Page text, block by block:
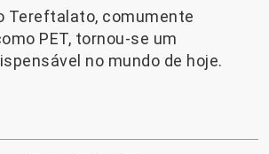
Tereftalato, comumente
PET, tornou-se um
no mundo de hoje.